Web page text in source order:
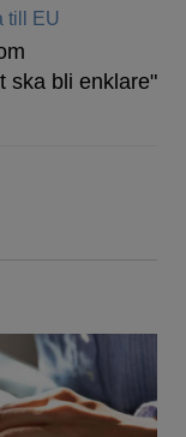
till EU
ska bli enklare"